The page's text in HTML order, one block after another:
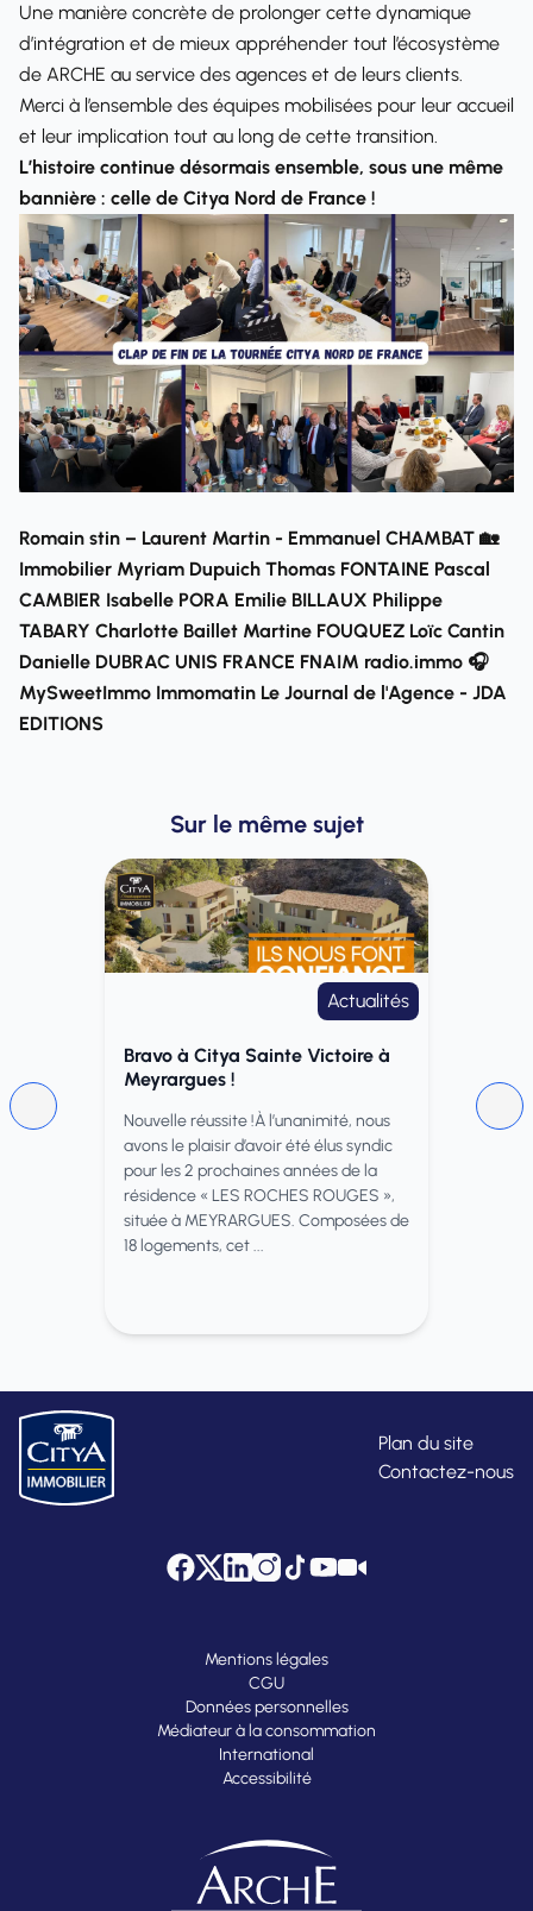
Une manière concrète de prolonger cette dynamique
d’intégration et de mieux appréhender tout l’écosystème
de ARCHE au service des agences et de leurs clients.
Merci à l’ensemble des équipes mobilisées pour leur accueil
et leur implication tout au long de cette transition.
L’histoire continue désormais ensemble, sous une même
bannière : celle de Citya Nord de France !
Romain stin – Laurent Martin - Emmanuel CHAMBAT 🏡
Immobilier Myriam Dupuich Thomas FONTAINE Pascal
CAMBIER Isabelle PORA Emilie BILLAUX Philippe
TABARY Charlotte Baillet Martine FOUQUEZ Loïc Cantin
Danielle DUBRAC UNIS FRANCE FNAIM radio.immo 🎧
MySweetImmo Immomatin Le Journal de l'Agence - JDA
EDITIONS
Sur le même sujet
Actualités
Bravo à Citya Sainte Victoire à
Meyrargues !
Nouvelle réussite !À l’unanimité, nous
avons le plaisir d’avoir été élus syndic
pour les 2 prochaines années de la
résidence « LES ROCHES ROUGES »,
située à MEYRARGUES. Composées de
18 logements, cet ...
Plan du site
Contactez-nous
Facebook
TwitterLinkedIn
Instagram
Tik TokYouTube
Citya Tube
Mentions légales
CGU
Données personnelles
Médiateur à la consommation
International
Accessibilité